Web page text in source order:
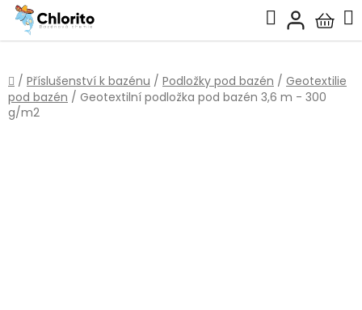
Přejít
obsah
Hledat
košík
Domů
/ Příslušenství k bazénu / Podložky pod bazén / Geotextilie
pod bazén / Geotextilní podložka pod bazén 3,6 m - 300
g/m2